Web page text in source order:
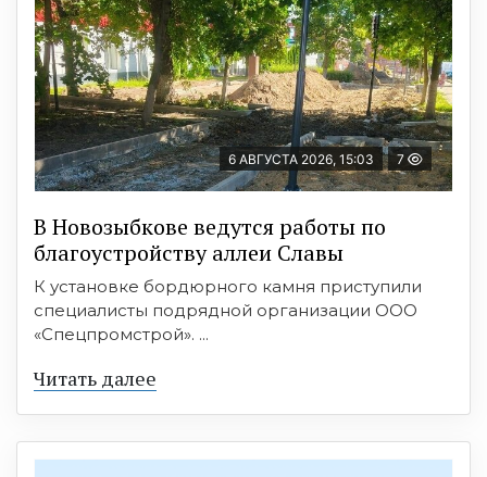
6 АВГУСТА 2026, 15:03 7
В Новозыбкове ведутся работы по
благоустройству аллеи Славы
К установке бордюрного камня приступили
специалисты подрядной организации ООО
«Спецпромстрой». ...
Читать далее